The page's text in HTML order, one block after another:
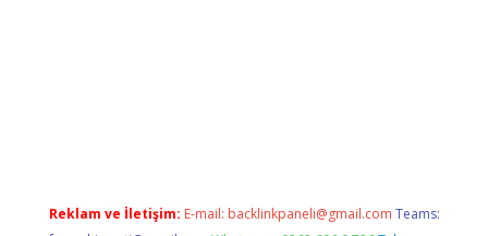
Reklam ve İletişim: E-mail: backlinkpaneli@gmail.com Teams: